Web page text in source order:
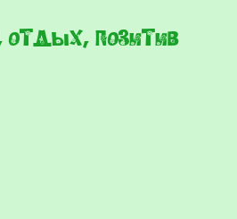
отдых, позитив